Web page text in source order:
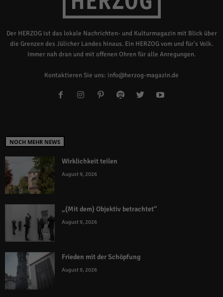
Der HERZOG ist das lokale Nachrichten- und Kulturmagazin mit Blick über
die Grenzen des Jülicher Landes hinaus. Ein HERZOG vom und für's Volk.
Immer nah dran und mit offenen Ohren für alle Anregungen.
Kontaktieren Sie uns: info@herzog-magazin.de
NOCH MEHR NEWS
Wirklichkeit teilen
August 9, 2026
„(Mit dem) Objektiv betrachtet“
August 9, 2026
Frieden mit der Schöpfung
August 9, 2026